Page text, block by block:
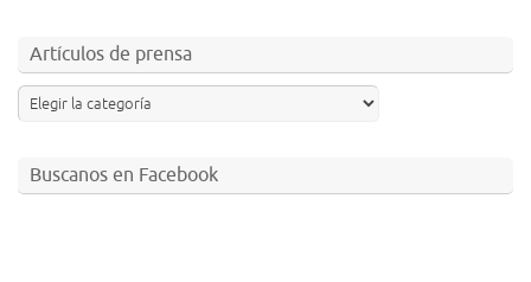
Artículos de prensa
Buscanos en Facebook